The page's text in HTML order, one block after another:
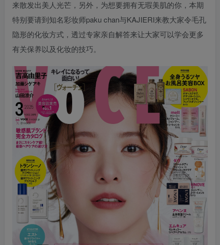
来散发出美人光芒，另外，为想要拥有无瑕美肌的你，本期
特别要请到知名彩妆师paku chan与KAJIERI来教大家令毛孔
隐形的化妆方式，透过专家亲自解答来让大家可以学会更多
有关保养以及化妆的技巧。